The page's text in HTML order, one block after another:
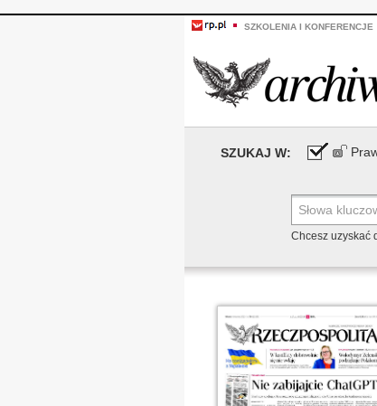
SZKOLENIA I KONFERENCJE
SZUKAJ W:
Chcesz uzyskać